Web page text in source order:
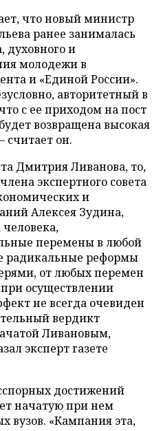
что новый министр
ранее занималась
духовного и
молодежи в
и «Единой России».
авторитетный в
с ее приходом на пост
возвращена высокая
считает он.
Дмитрия Ливанова, то,
экспертного совета
и
Алексея Зудина,
перемены в любой
радикальные реформы
от любых перемен
осуществлении
не всегда очевиден
вердикт
Ливановым,
эксперт газете
достижений
начатую при нем
вузов. «Кампания эта,